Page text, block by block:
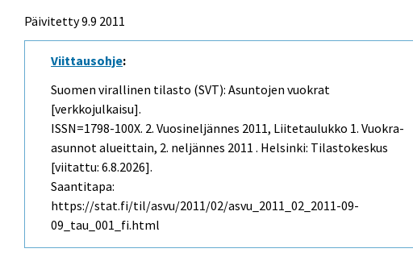
Päivitetty 9.9 2011
Viittausohje:
Suomen virallinen tilasto (SVT): Asuntojen vuokrat
[verkkojulkaisu].
ISSN=1798-100X. 2. Vuosineljännes 2011, Liitetaulukko 1. Vuokra-
asunnot alueittain, 2. neljännes 2011 . Helsinki: Tilastokeskus
[viitattu: 6.8.2026].
Saantitapa:
https://stat.fi/til/asvu/2011/02/asvu_2011_02_2011-09-
09_tau_001_fi.html